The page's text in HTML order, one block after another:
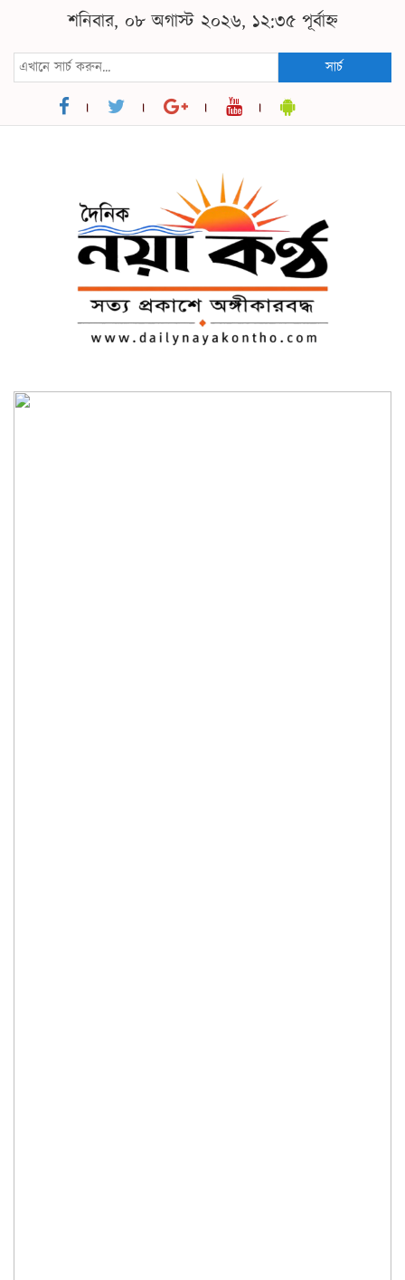
শনিবার, ০৮ অগাস্ট ২০২৬, ১২:৩৫ পূর্বাহ্ন
সার্চ